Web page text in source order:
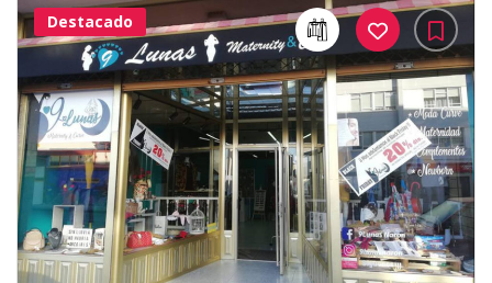
33Me
Gusta
Destacado